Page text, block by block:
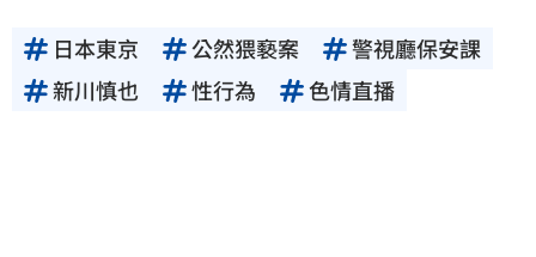
日本東京 公然猥褻案
警視廳保安課
新川慎也
性行為 色情直播